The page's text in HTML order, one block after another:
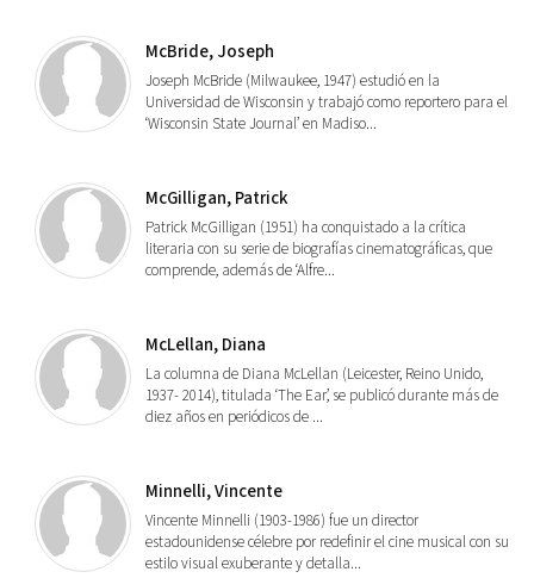
McBride, ​Joseph
Joseph McBride (Milwaukee, 1947) estudió en la
Universidad de Wisconsin y trabajó como reportero para el
‘Wisconsin State Journal’ en Madiso...
McGilligan, Patrick
Patrick McGilligan (1951) ha conquistado a la crítica
literaria con su serie de biografías cinematográficas, que
comprende, además de ‘Alfre...
McLellan, Diana
La columna de Diana McLellan (Leicester, Reino Unido,
1937- 2014), titulada ‘The Ear’, se publicó durante más de
diez años en periódicos de ...
Minnelli, Vincente
Vincente Minnelli (1903-1986) fue un director
estadounidense célebre por redefinir el cine musical con su
estilo visual exuberante y detalla...